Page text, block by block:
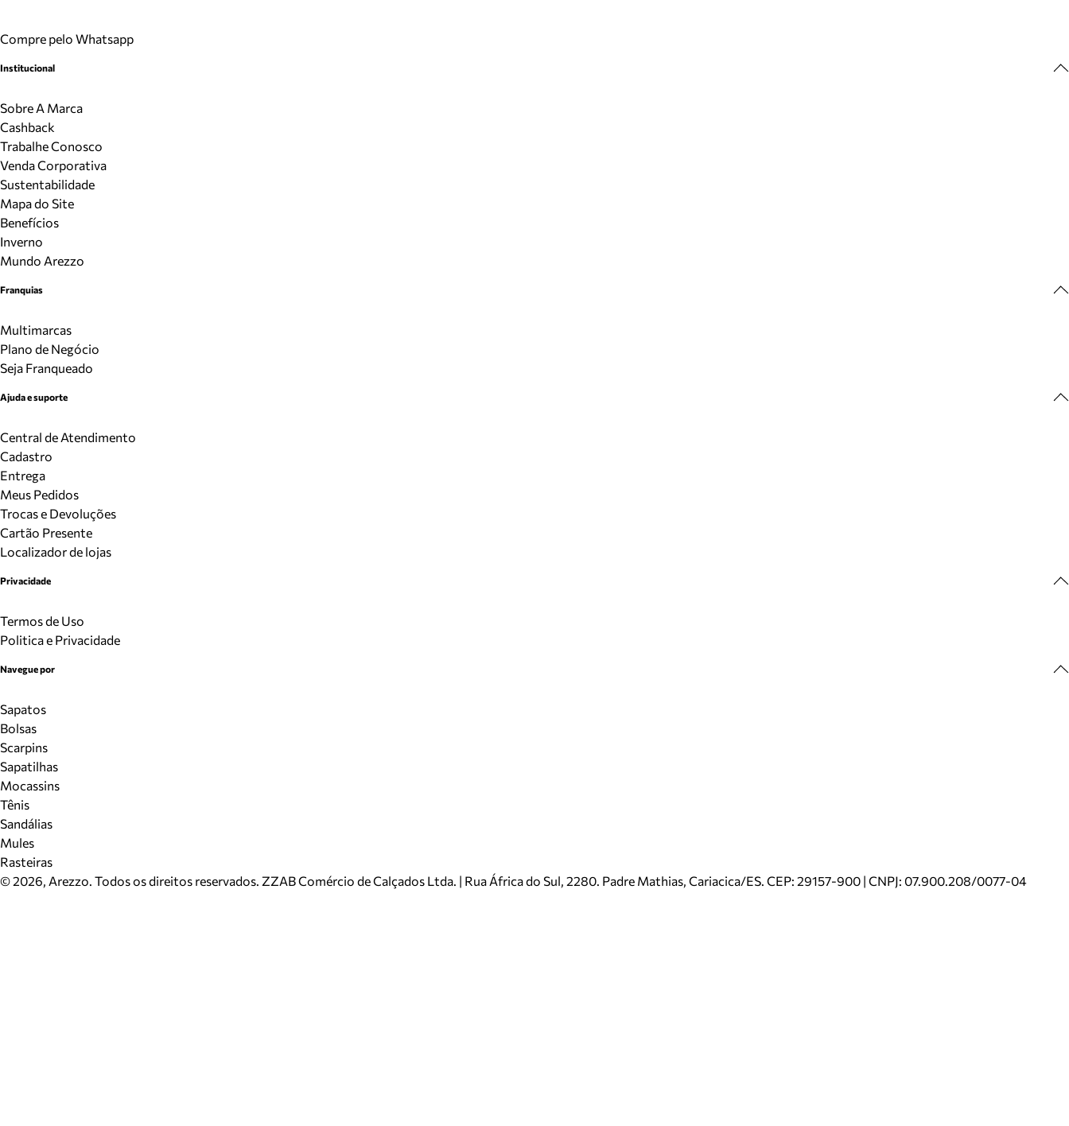
Compre pelo Whatsapp
Institucional
Sobre A Marca
Cashback
Trabalhe Conosco
Venda Corporativa
Sustentabilidade
Mapa do Site
Benefícios
Inverno
Mundo Arezzo
Franquias
Multimarcas
Plano de Negócio
Seja Franqueado
Ajuda e suporte
Central de Atendimento
Cadastro
Entrega
Meus Pedidos
Trocas e Devoluções
Cartão Presente
Localizador de lojas
Privacidade
Termos de Uso
Politica e Privacidade
Navegue por
Sapatos
Bolsas
Scarpins
Sapatilhas
Mocassins
Tênis
Sandálias
Mules
Rasteiras
©2026, Arezzo. Todos os direitos reservados. ZZAB Comércio de Calçados Ltda. | Rua África do Sul, 2280. Padre Mathias, Cariacica/ES. CEP: 29157-900 | CNPJ: 07.900.208/0077-04